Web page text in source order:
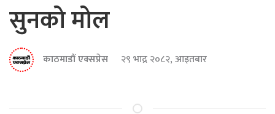
सुनको मोल
काठमाडौं एक्सप्रेस २९ भाद्र २०८२, आइतबार